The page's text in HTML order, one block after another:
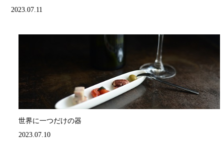
2023.07.11
世界に一つだけの器
2023.07.10